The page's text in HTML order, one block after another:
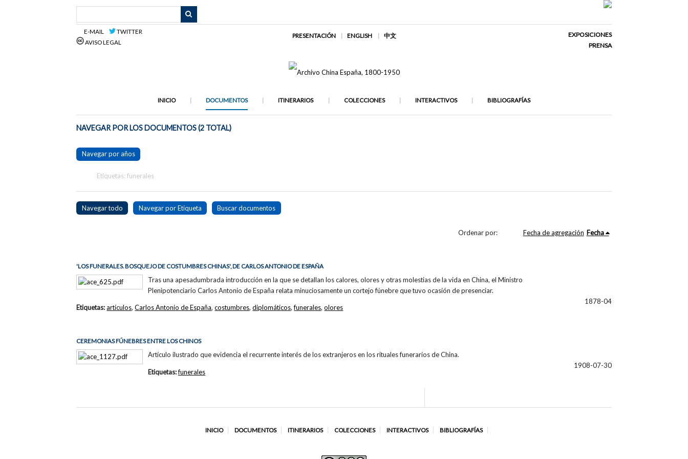
E-MAIL
TWITTER
AVISO LEGAL
PRESENTACIÓN ENGLISH 中文
EXPOSICIONES
PRENSA
INICIO DOCUMENTOS ITINERARIOS COLECCIONES INTERACTIVOS BIBLIOGRAFÍAS
NAVEGAR POR LOS DOCUMENTOS (2 TOTAL)
Navegar por años
Etiquetas: funerales
Navegar todo Navegar por Etiqueta Buscar documentos
Ordenar por: Fecha de agregación Fecha
'LOS FUNERALES. BOSQUEJO DE COSTUMBRES CHINAS', DE CARLOS ANTONIO DE ESPAÑA
Tras una apesadumbrada introducción en la que se detallan los calores, olores y otras molestias de la vida en China, el Ministro
Plenipotenciario Carlos Antonio de España relata minuciosamente un cortejo fúnebre que tuvo ocasión de presenciar.
1878-04
Etiquetas:artículos,Carlos Antonio de España,costumbres,diplomáticos,funerales,olores
CEREMONIAS FÚNEBRES ENTRE LOS CHINOS
Artículo ilustrado que evidencia el recurrente interés de los extranjeros en los rituales funerarios de China.
1908-07-30
Etiquetas:funerales
INICIO DOCUMENTOS ITINERARIOS COLECCIONES INTERACTIVOS BIBLIOGRAFÍAS